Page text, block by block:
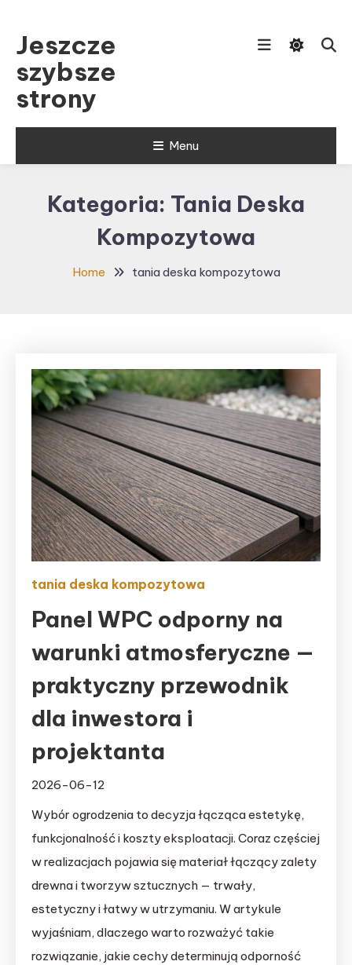
Content
Jeszcze
szybsze
strony
Menu
Kategoria: Tania Deska
Kompozytowa
Home tania deska kompozytowa
tania deska kompozytowa
Panel WPC odporny na
warunki atmosferyczne —
praktyczny przewodnik
dla inwestora i
projektanta
2026-06-12
Wybór ogrodzenia to decyzja łącząca estetykę,
funkcjonalność i koszty eksploatacji. Coraz częściej
w realizacjach pojawia się materiał łączący zalety
drewna i tworzyw sztucznych — trwały,
estetyczny i łatwy w utrzymaniu. W artykule
wyjaśniam, dlaczego warto rozważyć takie
rozwiązanie, jakie cechy determinują odporność